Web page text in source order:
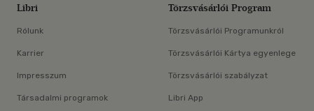
Libri
Rólunk
Karrier
Impresszum
Társadalmi programok
Törzsvásárlói Program
Törzsvásárlói Programunkról
Törzsvásárlói Kártya egyenlege
Törzsvásárlói szabályzat
Libri App